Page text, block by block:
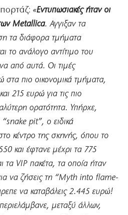
«Εντυπωσιακές ήταν οι
Metallica. Αγγιξαν τα
τα διάφορα τμήματα
το ανάλογο αντίτιμο του
από αυτά. Οι τιμές
πιο οικονομικά τμήματα,
215 ευρώ για τις πιο
ορατότητα. Υπήρχε,
pit”, ο ειδικά
κέντρο της σκηνής, όπου το
και έφτανε μέχρι τα 775
τα VIP πακέτα, τα οποία ήταν
να ζήσεις τη “Myth into flame-
να καταβάλεις 2.445 ευρώ!
μεταξύ άλλων,